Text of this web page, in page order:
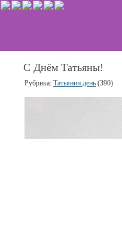
С Днём Татьяны!
Рубрика: Татьянин день (390)